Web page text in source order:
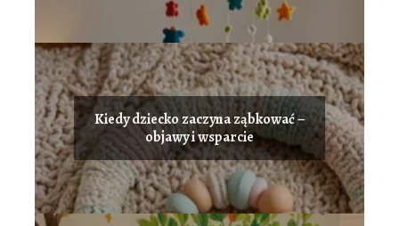
Kiedy dziecko zaczyna ząbkować –
objawy i wsparcie